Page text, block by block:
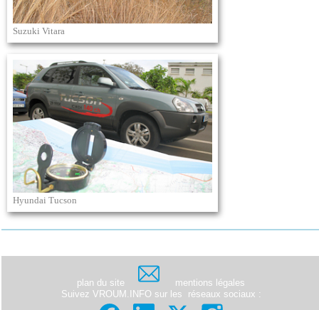
Suzuki Vitara
Hyundai Tucson
plan du site
mentions légales
Suivez VROUM.INFO sur les
réseaux sociaux :